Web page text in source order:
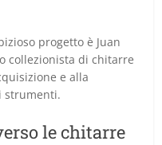
progetto è Juan
collezionista di chitarre
e alla
strumenti.
le chitarre